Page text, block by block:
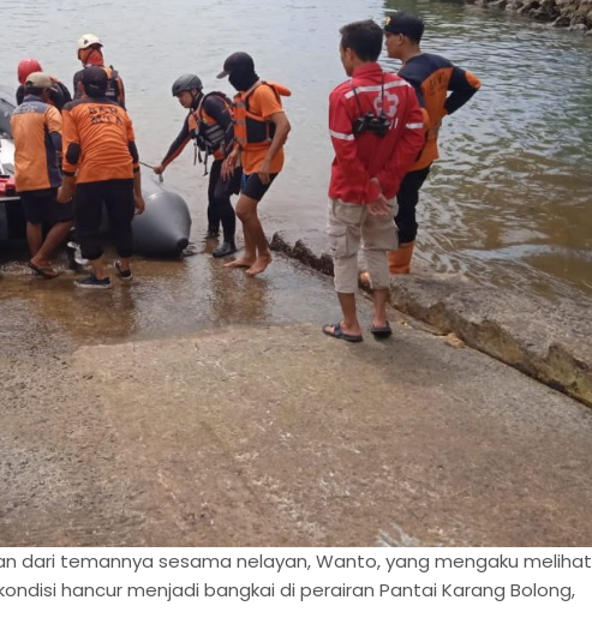
dari temannya sesama nelayan, Wanto, yang mengaku melihat
hancur menjadi bangkai di perairan Pantai Karang Bolong,